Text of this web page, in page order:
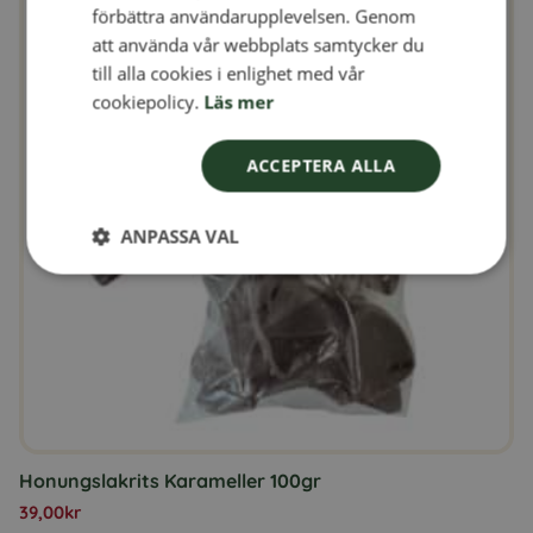
Honungslakrits Karameller 100gr
39,00kr
DANISH
förbättra användarupplevelsen. Genom
att använda vår webbplats samtycker du
till alla cookies i enlighet med vår
cookiepolicy. Läs mer
ACCEPTERA ALLA
ANPASSA VAL